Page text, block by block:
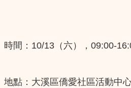
時間：10/13（六），09:00-
地點：大溪區僑愛社區活動中